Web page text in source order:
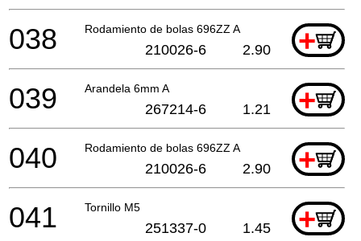
Rodamiento de bolas 696ZZ A +
038 210026-6 2.90
Arandela 6mm A +
039 267214-6 1.21
Rodamiento de bolas 696ZZ A +
040 210026-6 2.90
Tornillo M5 +
041 251337-0 1.45